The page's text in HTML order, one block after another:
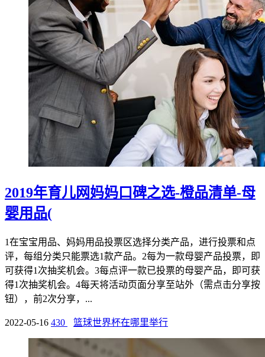
2019年育儿网妈妈口碑之选-橙品清单-母
婴用品(
1在宝宝用品、妈妈用品投票区选择分类产品，进行投票和点
评，每组分类只能票选1款产品。2每为一款母婴产品投票，即
可获得1次抽奖机会。3每点评一款已投票的母婴产品，即可获
得1次抽奖机会。4每天将活动页面分享至站外（需点击分享按
钮），前2次分享，...
2022-05-16 430 篮球世界杯在哪里举行